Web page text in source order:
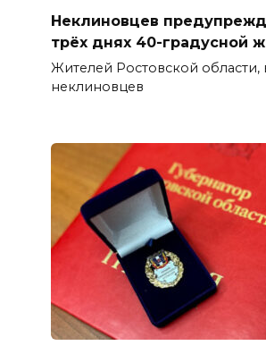
Неклиновцев
трёх днях 40-градусной
Жителей Ростовской области,
неклиновцев